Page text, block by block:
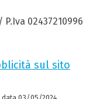
02437210996
sul sito